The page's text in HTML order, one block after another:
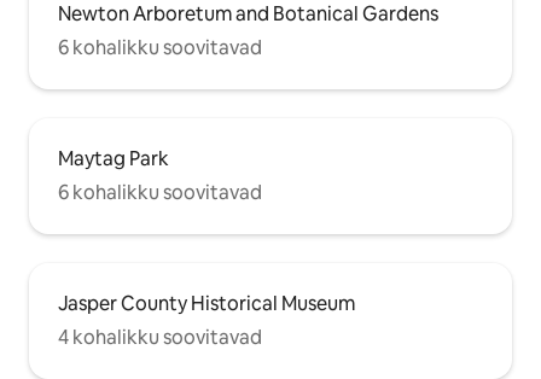
Newton Arboretum and Botanical Gardens
6 kohalikku soovitavad
Maytag Park
6 kohalikku soovitavad
Jasper County Historical Museum
4 kohalikku soovitavad